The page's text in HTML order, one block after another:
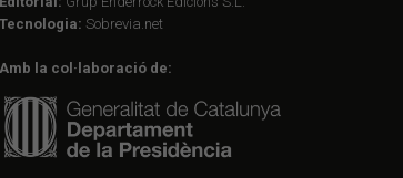
Tecnologia: Sobrevia.net
Amb la col·laboració de: